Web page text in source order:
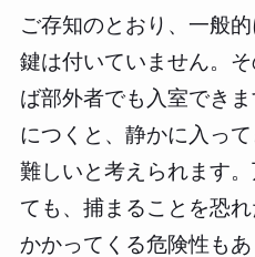
ご存知のとおり、一般
鍵は付いていません。
ば部外者でも入室でき
につくと、静かに入っ
難しいと考えられます
ても、捕まることを恐
かかってくる危険性もあ